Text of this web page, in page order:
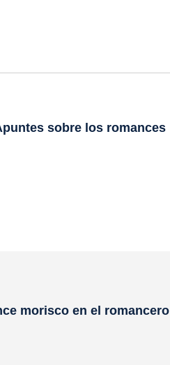
sobre los romances
morisco en el romancero